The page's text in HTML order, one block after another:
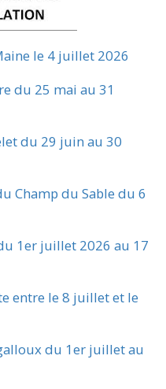
le 4 juillet 2026
du 25 mai au 31
du 29 juin au 30
Champ du Sable du 6
1er juillet 2026 au 17
entre le 8 juillet et le
du 1er juillet au